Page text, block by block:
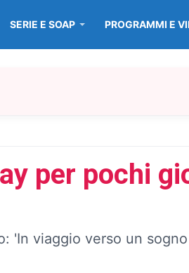
SERIE E SOAP PROGRAMMI E
per pochi
'In viaggio verso un